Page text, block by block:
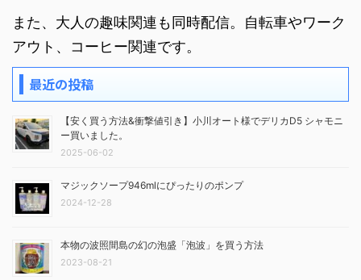
また、大人の趣味関連も同時配信。自転車やワーク
アウト、コーヒー関連です。
最近の投稿
【安く買う方法&衝撃値引き】小川オート様でデリカD5 シャモニ
ー買いました。
2025-06-02
マジックソープ946mlにぴったりのポンプ
2024-12-28
本物の波照間島の幻の泡盛「泡波」を買う方法
2023-08-21